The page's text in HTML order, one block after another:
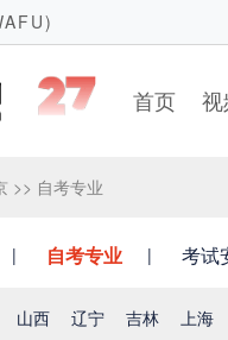
首页
>> 自考专业
自考专业 考试
山西 辽宁 吉林 上海